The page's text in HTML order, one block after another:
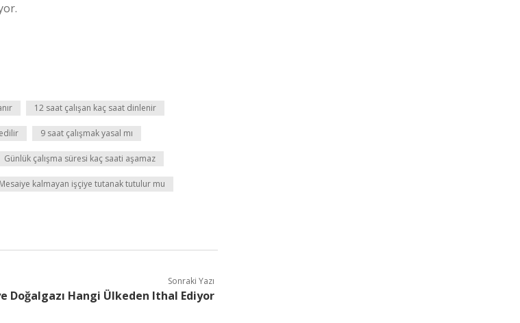
12 saat çalışan kaç saat dinlenir
9 saat çalışmak yasal mı
Günlük çalışma süresi kaç saati aşamaz
Mesaiye kalmayan işçiye tutanak tutulur mu
Sonraki Yazı
Doğalgazı Hangi Ülkeden Ithal Ediyor